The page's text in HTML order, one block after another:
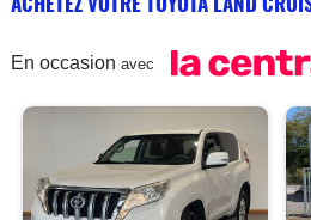
En occasion avec